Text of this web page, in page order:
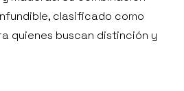
clasificado como
quienes buscan distinción y